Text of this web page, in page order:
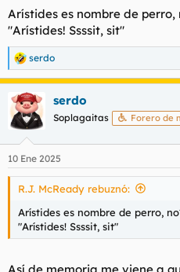
Arístides es nombre de perro,
"Arístides! Ssssit, sit"
R
e
a
c
c
i
e
s
serdo
serdo
Soplagaitas Forero de
10 Ene 2025
R.J. McReady rebuznó:
Arístides es nombre de perro,
"Arístides! Ssssit, sit"